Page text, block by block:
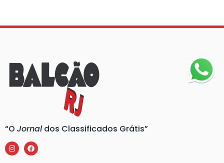
“O Jornaldos Classificados Grátis”